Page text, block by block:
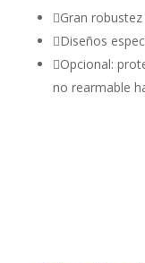
Gran
Diseños
Opcional:
no rearmable